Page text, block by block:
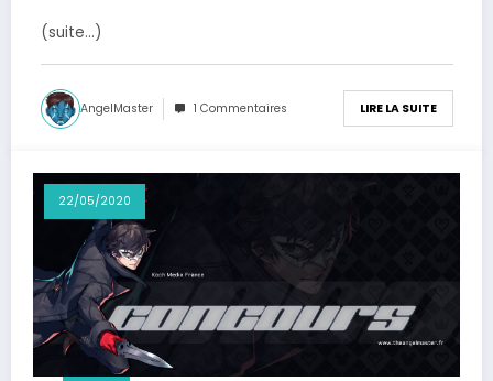
(suite…)
AngelMaster 1 Commentaires LIRE LA SUITE
22/05/2020